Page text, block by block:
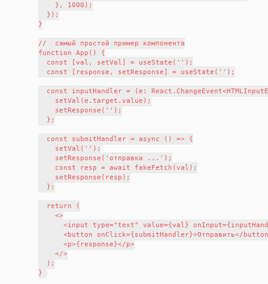
    }, 1000);
  });
}
//  самый простой пример компонента
function App() {
  const [val, setVal] = useState('');
  const [response, setResponse] = useState('');
const inputHandler = (e:
    setVal(e.target.value);
    setResponse('');
  };
  const submitHandler = async () => {
    setVal('');
    setResponse('отправка ...');
    const resp = await fakeFetch(val);
    setResponse(resp);
  };
  return (
    <>
<input type="text" value={val}
<button onClick={submitHandler}>Отправить</
      <p>{response}</p>
    </>
  );